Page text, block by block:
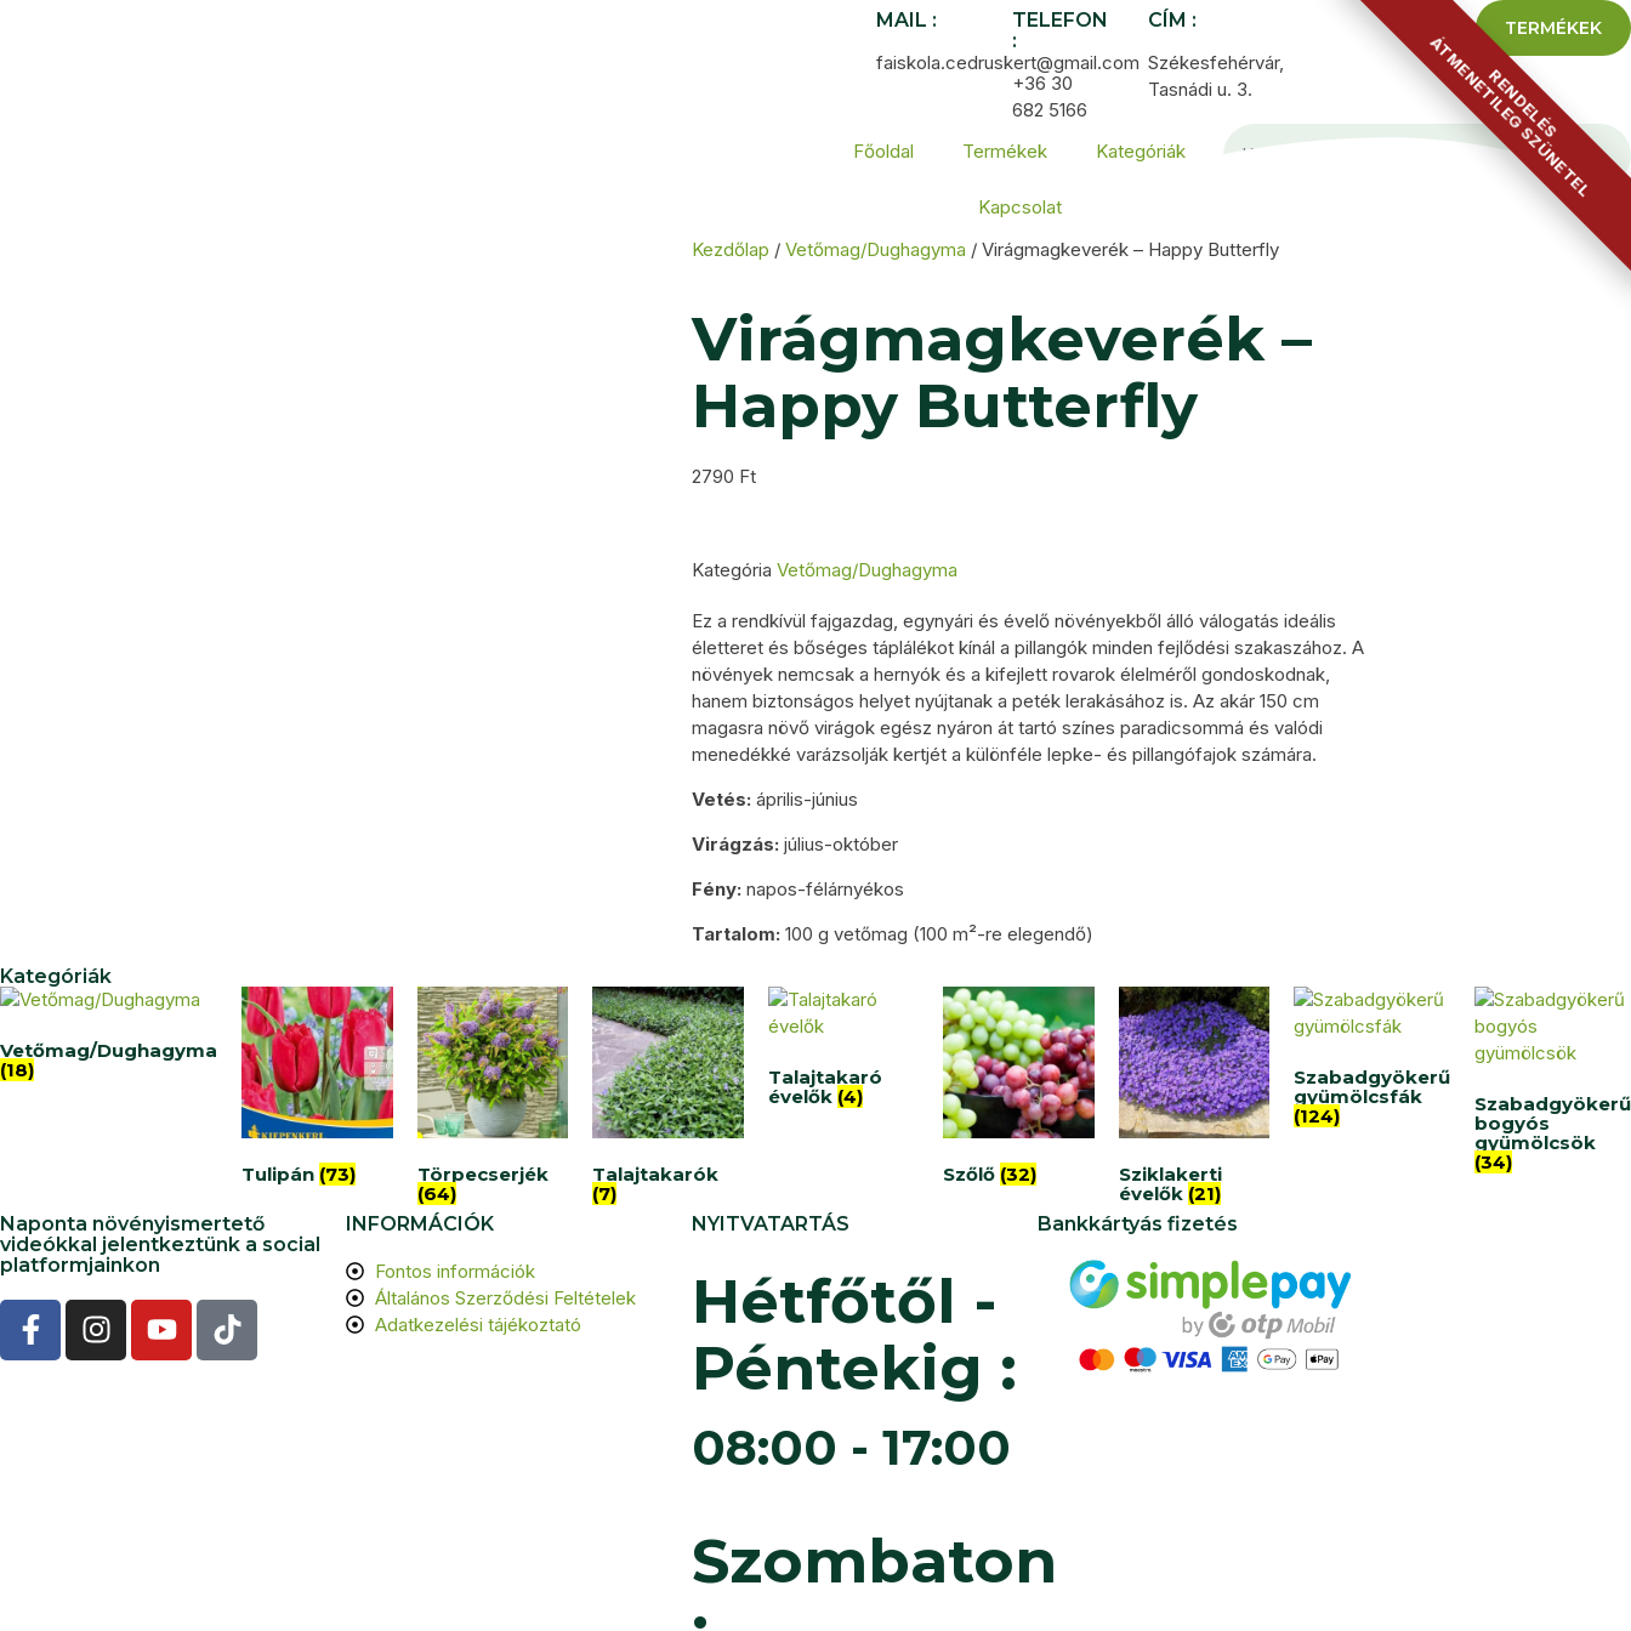
RENDELÉS
ÁTMENETILEG SZÜNETEL
MAIL :
faiskola.cedruskert@gmail.com
TELEFON
:
+36 30
682 5166
CÍM :
Székesfehérvár,
Tasnádi u. 3.
TERMÉKEK
Főoldal Termékek Kategóriák
Kapcsolat
Kezdőlap / Vetőmag/Dughagyma / Virágmagkeverék – Happy Butterfly
Virágmagkeverék –
Happy Butterfly
2790 Ft
Kategória Vetőmag/Dughagyma
Ez a rendkívül fajgazdag, egynyári és évelő növényekből álló válogatás ideális
életteret és bőséges táplálékot kínál a pillangók minden fejlődési szakaszához. A
növények nemcsak a hernyók és a kifejlett rovarok élelméről gondoskodnak,
hanem biztonságos helyet nyújtanak a peték lerakásához is. Az akár 150 cm
magasra növő virágok egész nyáron át tartó színes paradicsommá és valódi
menedékké varázsolják kertjét a különféle lepke- és pillangófajok számára.
Vetés: április-június
Virágzás: július-október
Fény: napos-félárnyékos
Tartalom: 100 g vetőmag (100 m²-re elegendő)
Kategóriák
Vetőmag/Dughagyma
(18)
Tulipán (73)
Törpecserjék
(64)
Talajtakarók
(7)
Talajtakaró
évelők (4)
Szőlő (32)
Sziklakerti
évelők (21)
Szabadgyökerű
gyümölcsfák
(124)
Szabadgyökerű
bogyós
gyümölcsök
(34)
Naponta növényismertető
videókkal jelentkeztünk a social
platformjainkon
INFORMÁCIÓK
Fontos információk
Általános Szerződési Feltételek
Adatkezelési tájékoztató
NYITVATARTÁS
Hétfőtől -
Péntekig :
08:00 - 17:00
Szombaton
Bankkártyás fizetés